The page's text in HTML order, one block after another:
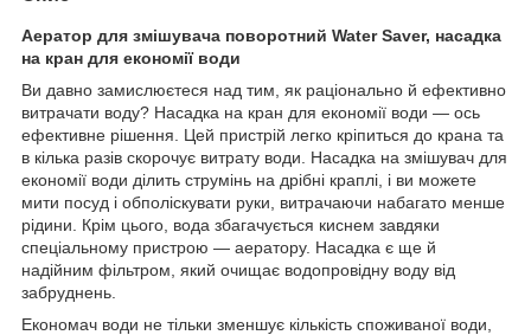
Аератор для змішувача поворотний Water Saver, насадка
на кран для економії води
Ви давно замислюєтеся над тим, як раціонально й ефективно
витрачати воду? Насадка на кран для економії води — ось
ефективне рішення. Цей пристрій легко кріпиться до крана та
в кілька разів скорочує витрату води. Насадка на змішувач для
економії води ділить струмінь на дрібні краплі, і ви можете
мити посуд і обполіскувати руки, витрачаючи набагато менше
рідини. Крім цього, вода збагачується киснем завдяки
спеціальному пристрою — аератору. Насадка є ще й
надійним фільтром, який очищає водопровідну воду від
забруднень.
Економач води не тільки зменшує кількість споживаної води,